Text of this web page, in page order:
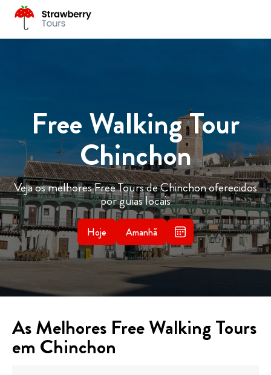
Free Walking Tour
Chinchon
Veja os melhores Free Tours de Chinchon oferecidos
por guias locais
Hoje Amanhã
As Melhores Free Walking Tours
em Chinchon